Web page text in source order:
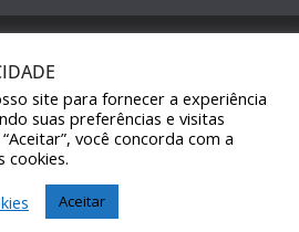
site para fornecer a experiência
suas preferências e visitas
você concorda com a
cookies.
Aceitar
versão mobile